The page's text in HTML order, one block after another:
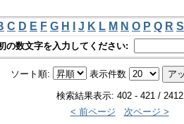
C D E F G H J K L M N O P Q R S
の数文字を入力してください:
ソート順: 表示件数
検索結果表示: 402 - 421 / 2412
< 前ページ
次ページ >